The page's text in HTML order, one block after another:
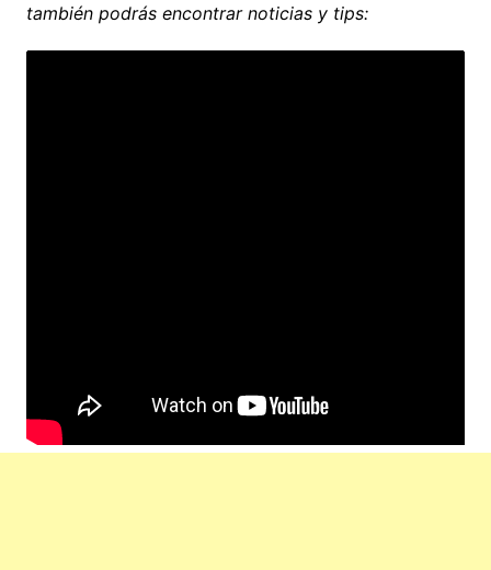
también podrás encontrar noticias y tips: